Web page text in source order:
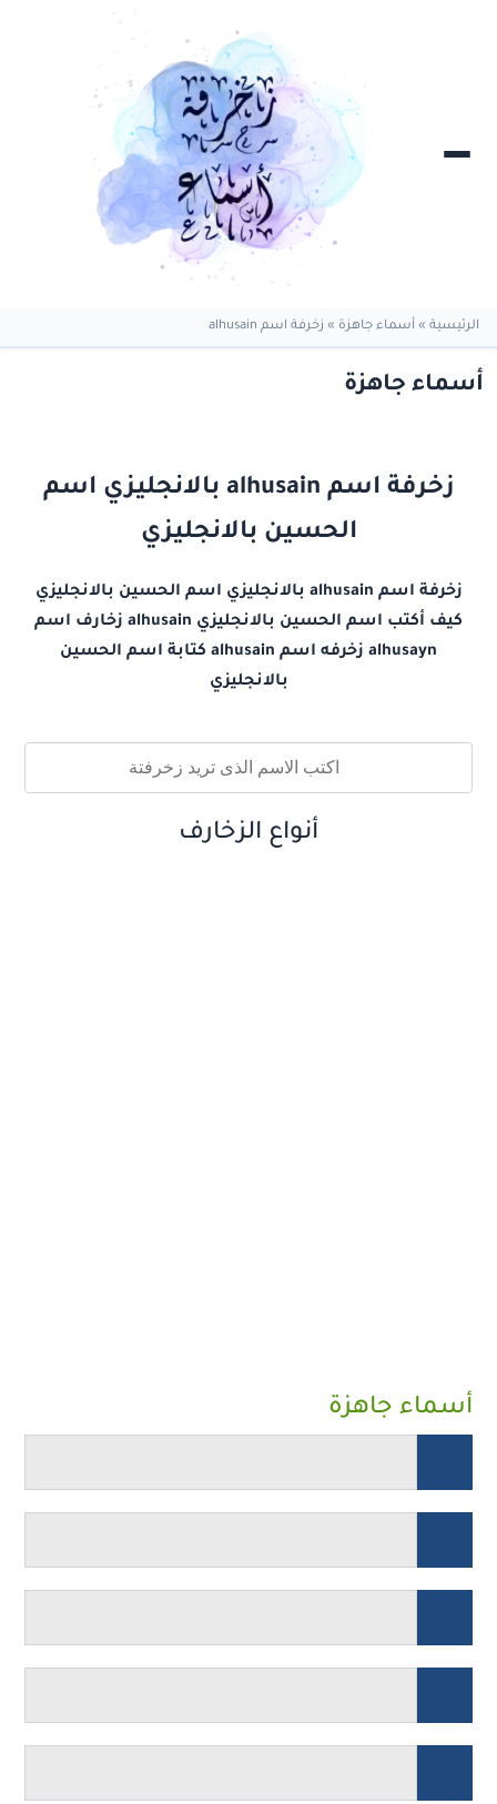
الرئيسية » أسماء جاهزة » زخرفة اسم alhusain
أسماء جاهزة
زخرفة اسم alhusain بالانجليزي اسم
الحسين بالانجليزي
زخرفة اسم alhusain بالانجليزي اسم الحسين بالانجليزي
كيف أكتب اسم الحسين بالانجليزي alhusain زخارف اسم
alhusayn زخرفه اسم alhusain كتابة اسم الحسين
بالانجليزي
أنواع الزخارف
أسماء جاهزة